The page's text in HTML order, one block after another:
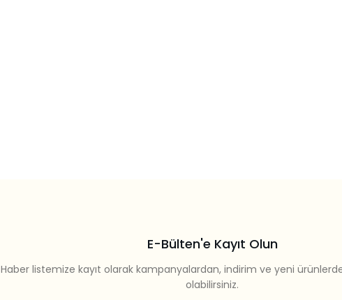
E-Bülten'e Kayıt Olun
Haber listemize kayıt olarak kampanyalardan, indirim ve yeni
olabilirsiniz.